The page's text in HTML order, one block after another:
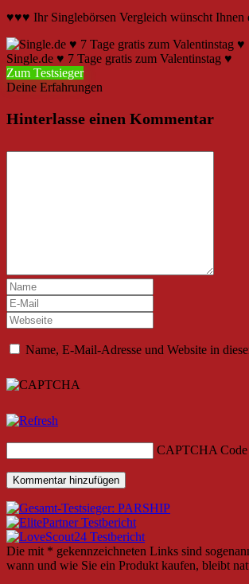
♥♥♥ Ihr Singlebörsen Vergleich wünscht
Single.de ♥ 7 Tage gratis zum Valentinstag ♥
Zum Testsieger
Deine Erfahrungen
Hinterlasse einen Kommentar
Name, E-Mail-Adresse und Website in
CAPTCHA Code
Die mit * gekennzeichneten Links sind
wann und wie Sie ein Produkt kaufen, bleibt